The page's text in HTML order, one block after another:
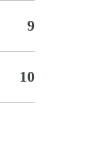
9
10